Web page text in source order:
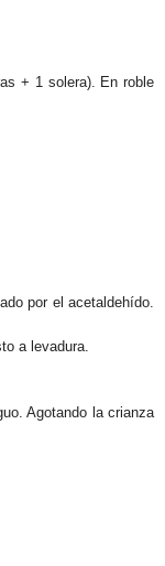
+ 1 solera). En roble
por el acetaldehído.
a levadura.
Agotando la crianza